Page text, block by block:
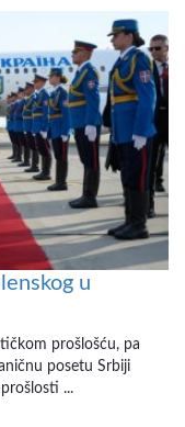
u
prošlošću, pa
posetu Srbiji
...